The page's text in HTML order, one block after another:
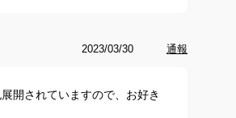
2023/03/30 通報
開されていますので、お好き